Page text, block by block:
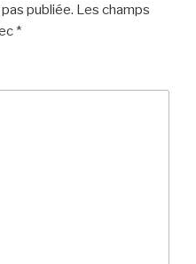
publiée. Les champs
*